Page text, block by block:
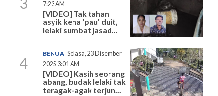
7:23 AM
[VIDEO] Tak tahan
asyik kena 'pau' duit,
lelaki sumbat jasad...
4
BENUA Selasa, 23 Disember
2025 3:01 AM
[VIDEO] Kasih seorang
abang, budak lelaki tak
teragak-agak terjun...